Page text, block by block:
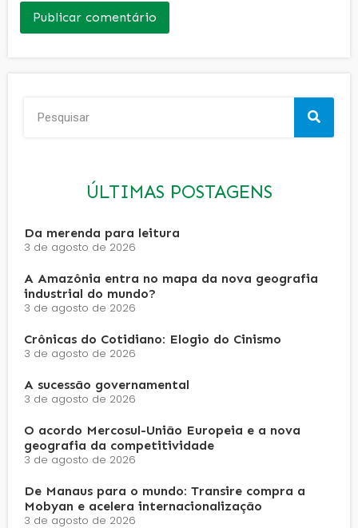
ÚLTIMAS POSTAGENS
Da merenda para leitura
3 de agosto de 2026
A Amazônia entra no mapa da nova geografia
industrial do mundo?
3 de agosto de 2026
Crônicas do Cotidiano: Elogio do Cinismo
3 de agosto de 2026
A sucessão governamental
3 de agosto de 2026
O acordo Mercosul-União Europeia e a nova
geografia da competitividade
3 de agosto de 2026
De Manaus para o mundo: Transire compra a
Mobyan e acelera internacionalização
3 de agosto de 2026